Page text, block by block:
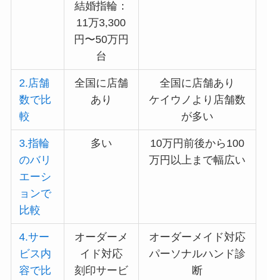
結婚指輪：
11万3,300
円〜50万円
台
2.店舗
数で比
較
全国に店舗
あり
全国に店舗あり
ケイウノより店舗数
が多い
3.指輪
のバリ
エーシ
ョンで
比較
多い
10万円前後から100
万円以上まで幅広い
4.サー
ビス内
容で比
オーダーメ
イド対応
刻印サービ
オーダーメイド対応
パーソナルハンド診
断